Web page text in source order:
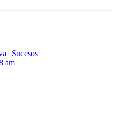
| Sucesos
am